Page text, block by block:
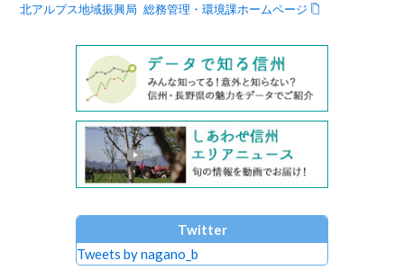
北アルプス地域振興局 総務管理・環境課ホームページ
Twitter
Tweets by nagano_b